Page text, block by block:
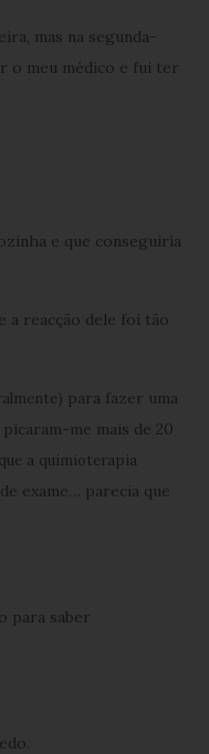
mas na segunda-
o meu médico e fui ter
e que conseguiria
reacção dele foi tão
para fazer uma
me mais de 20
a quimioterapia
exame… parecia que
para saber